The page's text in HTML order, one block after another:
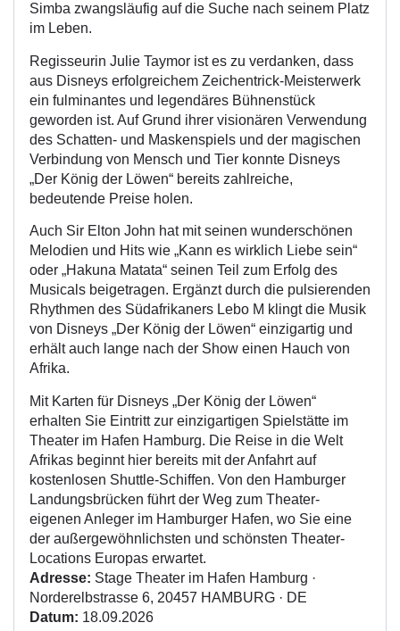
Simba zwangsläufig auf die Suche nach seinem Platz
im Leben.
Regisseurin Julie Taymor ist es zu verdanken, dass
aus Disneys erfolgreichem Zeichentrick-Meisterwerk
ein fulminantes und legendäres Bühnenstück
geworden ist. Auf Grund ihrer visionären Verwendung
des Schatten- und Maskenspiels und der magischen
Verbindung von Mensch und Tier konnte Disneys
„Der König der Löwen“ bereits zahlreiche,
bedeutende Preise holen.
Auch Sir Elton John hat mit seinen wunderschönen
Melodien und Hits wie „Kann es wirklich Liebe sein“
oder „Hakuna Matata“ seinen Teil zum Erfolg des
Musicals beigetragen. Ergänzt durch die pulsierenden
Rhythmen des Südafrikaners Lebo M klingt die Musik
von Disneys „Der König der Löwen“ einzigartig und
erhält auch lange nach der Show einen Hauch von
Afrika.
Mit Karten für Disneys „Der König der Löwen“
erhalten Sie Eintritt zur einzigartigen Spielstätte im
Theater im Hafen Hamburg. Die Reise in die Welt
Afrikas beginnt hier bereits mit der Anfahrt auf
kostenlosen Shuttle-Schiffen. Von den Hamburger
Landungsbrücken führt der Weg zum Theater-
eigenen Anleger im Hamburger Hafen, wo Sie eine
der außergewöhnlichsten und schönsten Theater-
Locations Europas erwartet.
Adresse: Stage Theater im Hafen Hamburg ·
Norderelbstrasse 6, 20457 HAMBURG · DE
Datum: 18.09.2026